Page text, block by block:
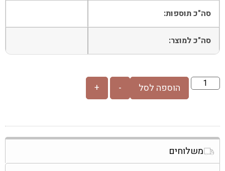
סה"כ תוספות:
סה"כ למוצר:
הוספה לסל
משלוחים